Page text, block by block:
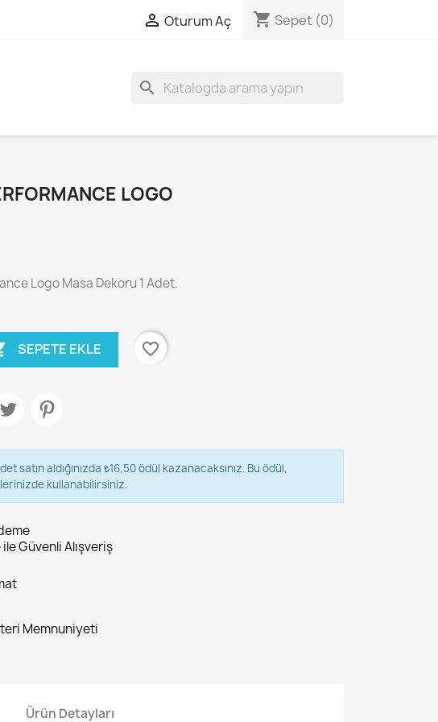
 Oturum Aç shopping_cart Sepet (0)
search
LOGO
Logo Masa Dekoru 1 Adet.
SEPETE EKLE favorite_border
satın aldığınızda ₺16,50 ödül kazanacaksınız. Bu ödül,
kullanabilirsiniz.
Güvenli Alışveriş
Memnuniyeti
Ürün Detayları